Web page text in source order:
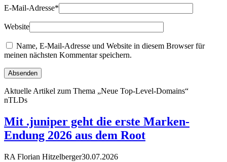
E-Mail-Adresse*
Website
Name, E-Mail-Adresse und Website in diesem Browser für
meinen nächsten Kommentar speichern.
Aktuelle Artikel zum Thema „Neue Top-Level-Domains“
nTLDs
Mit .juniper geht die erste Marken-
Endung 2026 aus dem Root
RA Florian Hitzelberger30.07.2026